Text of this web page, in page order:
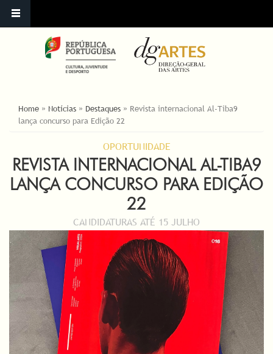
ESTÁ AQUI
Home » Notícias » Destaques » Revista internacional Al-Tiba9
lança concurso para Edição 22
OPORTUNIDADE
REVISTA INTERNACIONAL AL-TIBA9
LANÇA CONCURSO PARA EDIÇÃO
22
CANDIDATURAS ATÉ 15 JULHO